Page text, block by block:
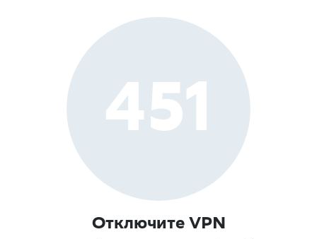
451
Отключите VPN